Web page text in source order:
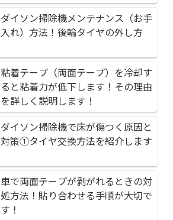
ダイソン掃除機メンテナンス（お手
入れ）方法！後輪タイヤの外し方
粘着テープ（両面テープ）を冷却す
ると粘着力が低下します！その理由
を詳しく説明します！
ダイソン掃除機で床が傷つく原因と
対策①タイヤ交換方法を紹介します
車で両面テープが剥がれるときの対
処方法！貼り合わせる手順が大切で
す！
ダイソン掃除機で床
対策①タイヤ交換方法
九十九里のサーフポ
イレブン九十九里町
ダイソン掃除機メン
入れ）方法！後輪タイ
車で両面テープが剥
処方法！貼り合わせ
ダイソン掃除機モー
イヤ交換方法を紹介し
初心者でも簡単！シ
する方法！ヒューズか
千葉県長生郡一宮町
ト 一宮海岸（海水浴
粘着テープ（両面テ
ると粘着力が低下し